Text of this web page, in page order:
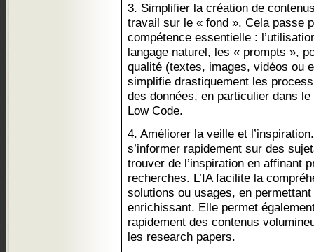
3. Simplifier la création de
travail sur le « fond ». Cela passe
compétence essentielle :
langage naturel, les « prompts »,
qualité (textes, images, vidéos ou
simplifie drastiquement les
des données, en particulier dans
Low Code.
4. Améliorer la veille et
s’informer rapidement sur des
trouver de l’inspiration en affinant
recherches. L’IA facilite la
solutions ou usages, en
enrichissant. Elle permet
rapidement des contenus
les research papers.